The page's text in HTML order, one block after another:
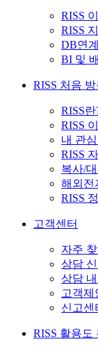
RISS
RISS
DB연
BI 및
RISS 처음
RISS란
RISS
내 관
RISS
복사/
해외전
RISS
고객센터
자주
상담
상담
고객제
신고센
RISS 활용도